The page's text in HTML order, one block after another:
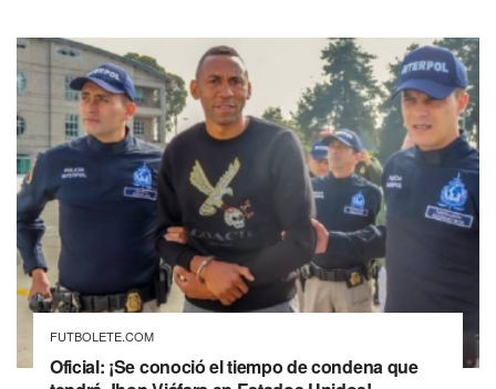
FUTBOLETE.COM
Oficial: ¡Se conoció el tiempo de condena que